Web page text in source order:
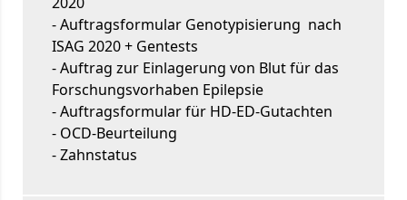
- Auftragsformular Genotypisierung nach
ISAG 2020 + Gentests
- Auftrag zur Einlagerung von Blut für das
Forschungsvorhaben Epilepsie
- Auftragsformular für HD-ED-Gutachten
- OCD-Beurteilung
- Zahnstatus